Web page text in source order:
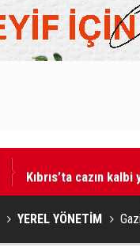
Kıbrıs’ta cazın
YEREL YÖNETİM